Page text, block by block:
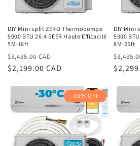
DIY Mini split ZERO Thermopompe
9000 BTU 26.4 SEER Haute Efficacité
5M-16ft
Prix
habituel
$3,435.00 CAD
promotionnel
$2,199.00 CAD
DIY Mini
9000
8M-25ft
Prix
-36% OFF